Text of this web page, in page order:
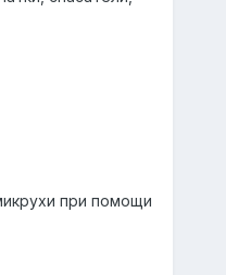
при помощи